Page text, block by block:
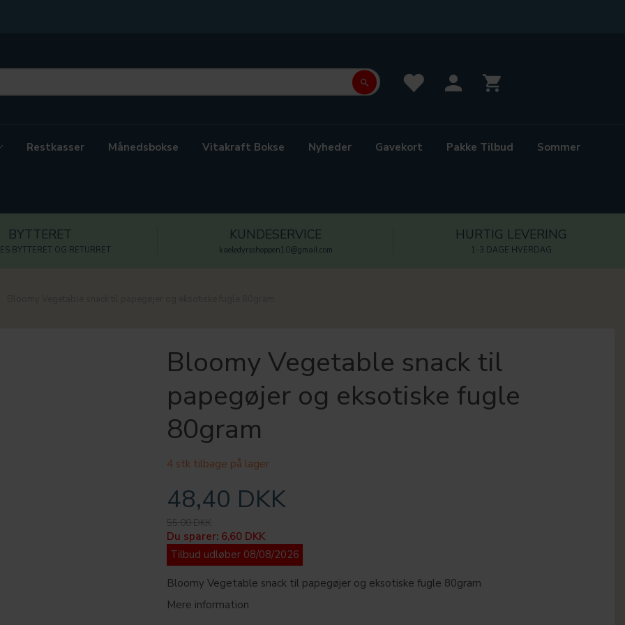
Restkasser Månedsbokse Vitakraft Bokse Nyheder Gavekort Pakke Tilbud Sommer
BYTTERET
BYTTERET OG RETURRET
KUNDESERVICE
kaeledyrsshoppen10@gmail.com
HURTIG LEVERING
1-3 DAGE HVERDAG
Bloomy Vegetable snack til
papegøjer og eksotiske fugle
80gram
4 stk tilbage på lager
48,40 DKK
55,00 DKK
Du sparer: 6,60 DKK
Tilbud udløber 08/08/2026
Bloomy Vegetable snack til papegøjer og eksotiske fugle 80gram
Mere information